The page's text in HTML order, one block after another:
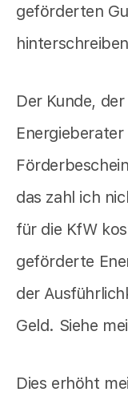
geförderten
Der Kunde,
das zahl ich
für die KfW
geförderte
der
Geld. Siehe
Dies erhöht